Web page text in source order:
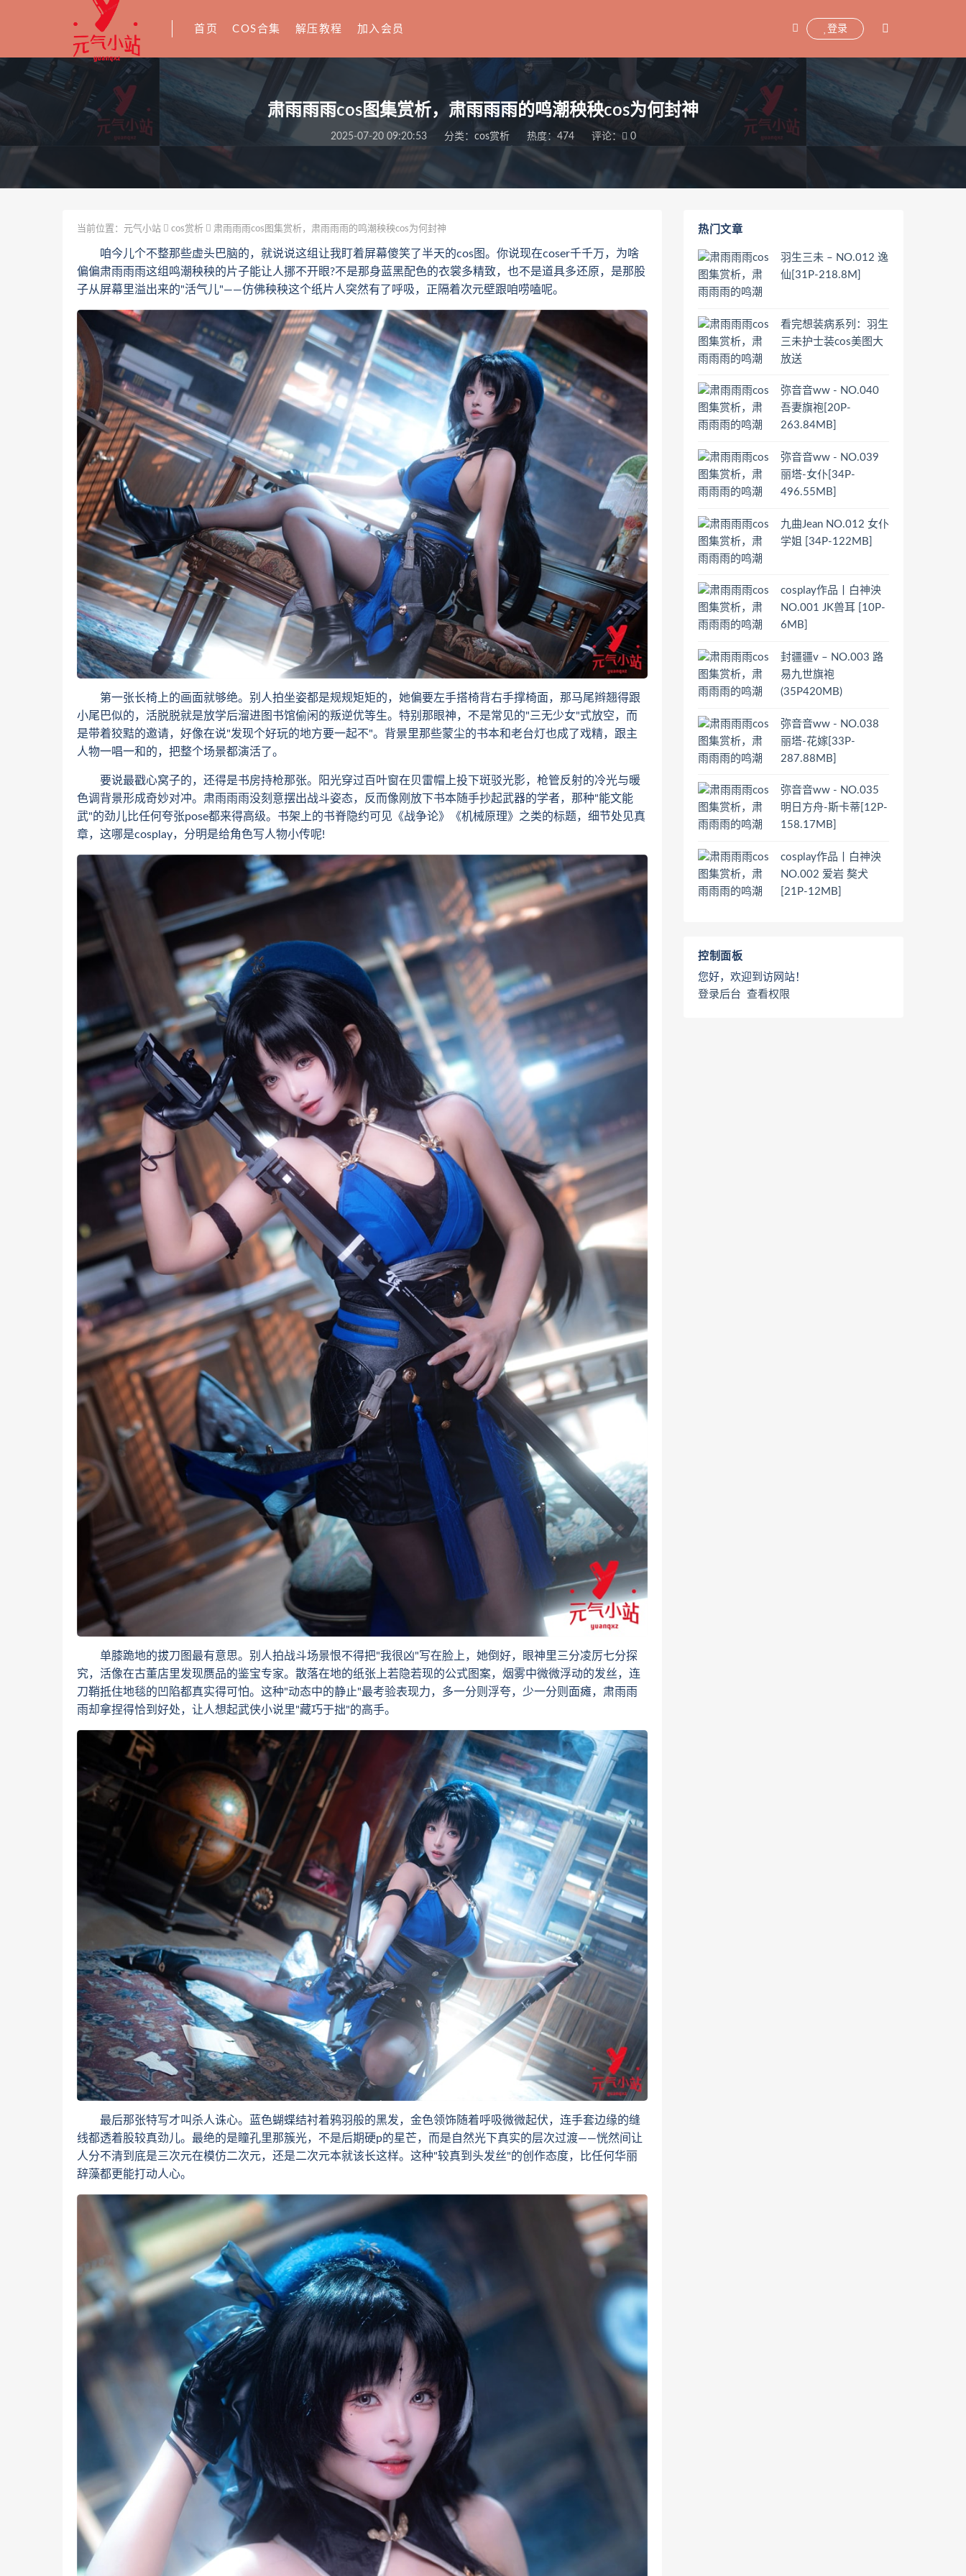
首页 COS合集 解压教程 加入会员 登录
肃雨雨雨cos图集赏析，肃雨雨雨的鸣潮秧秧cos为何封神
2025-07-20 09:20:53 分类： cos赏析 热度：474 评论： 0
当前位置： 元气小站 cos赏析 肃雨雨雨cos图集赏析，肃雨雨雨的鸣潮秧秧cos为何封神
咱今儿个不整那些虚头巴脑的，就说说这组让我盯着屏幕傻笑了半天的cos图。你说现在coser千千万，为啥
偏偏肃雨雨雨这组鸣潮秧秧的片子能让人挪不开眼?不是那身蓝黑配色的衣裳多精致，也不是道具多还原，是那股
子从屏幕里溢出来的"活气儿"——仿佛秧秧这个纸片人突然有了呼吸，正隔着次元壁跟咱唠嗑呢。
第一张长椅上的画面就够绝。别人拍坐姿都是规规矩矩的，她偏要左手搭椅背右手撑椅面，那马尾辫翘得跟
小尾巴似的，活脱脱就是放学后溜进图书馆偷闲的叛逆优等生。特别那眼神，不是常见的"三无少女"式放空，而
是带着狡黠的邀请，好像在说"发现个好玩的地方要一起不"。背景里那些蒙尘的书本和老台灯也成了戏精，跟主
人物一唱一和的，把整个场景都演活了。
要说最戳心窝子的，还得是书房持枪那张。阳光穿过百叶窗在贝雷帽上投下斑驳光影，枪管反射的冷光与暖
色调背景形成奇妙对冲。肃雨雨雨没刻意摆出战斗姿态，反而像刚放下书本随手抄起武器的学者，那种"能文能
武"的劲儿比任何夸张pose都来得高级。书架上的书脊隐约可见《战争论》《机械原理》之类的标题，细节处见真
章，这哪是cosplay，分明是给角色写人物小传呢!
单膝跪地的拔刀图最有意思。别人拍战斗场景恨不得把"我很凶"写在脸上，她倒好，眼神里三分凌厉七分探
究，活像在古董店里发现赝品的鉴宝专家。散落在地的纸张上若隐若现的公式图案，烟雾中微微浮动的发丝，连
刀鞘抵住地毯的凹陷都真实得可怕。这种"动态中的静止"最考验表现力，多一分则浮夸，少一分则面瘫，肃雨雨
雨却拿捏得恰到好处，让人想起武侠小说里"藏巧于拙"的高手。
最后那张特写才叫杀人诛心。蓝色蝴蝶结衬着鸦羽般的黑发，金色领饰随着呼吸微微起伏，连手套边缘的缝
线都透着股较真劲儿。最绝的是瞳孔里那簇光，不是后期硬p的星芒，而是自然光下真实的层次过渡——恍然间让
人分不清到底是三次元在模仿二次元，还是二次元本就该长这样。这种"较真到头发丝"的创作态度，比任何华丽
辞藻都更能打动人心。
热门文章
羽生三未 – NO.012 逸
仙[31P-218.8M]
看完想装病系列：羽生
三未护士装cos美图大
放送
弥音音ww - NO.040
吾妻旗袍[20P-
263.84MB]
弥音音ww - NO.039
丽塔-女仆[34P-
496.55MB]
九曲Jean NO.012 女仆
学姐 [34P-122MB]
cosplay作品丨白神泱
NO.001 JK兽耳 [10P-
6MB]
封疆疆v – NO.003 路
易九世旗袍
(35P420MB)
弥音音ww - NO.038
丽塔-花嫁[33P-
287.88MB]
弥音音ww - NO.035
明日方舟-斯卡蒂[12P-
158.17MB]
cosplay作品丨白神泱
NO.002 爱岩 獒犬
[21P-12MB]
控制面板
您好，欢迎到访网站！
登录后台 查看权限